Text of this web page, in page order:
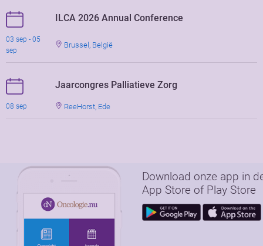
ILCA 2026 Annual Conference
03 sep - 05
sep
Brussel, België
Jaarcongres Palliatieve Zorg
08 sep ReeHorst, Ede
Download onze app in
App Store of Play Store